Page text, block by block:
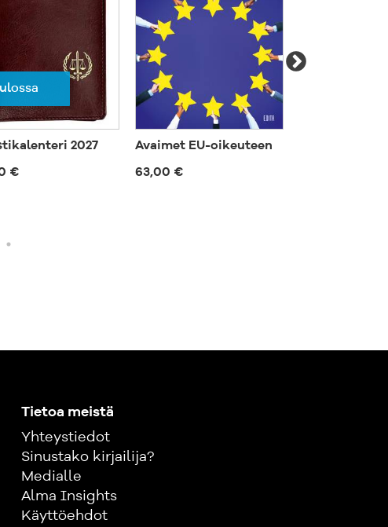
2027
€
Avaimet EU-oikeuteen
63,00 €
Tietoa meistä
Yhteystiedot
Sinustako kirjailija?
Medialle
Alma Insights
Käyttöehdot